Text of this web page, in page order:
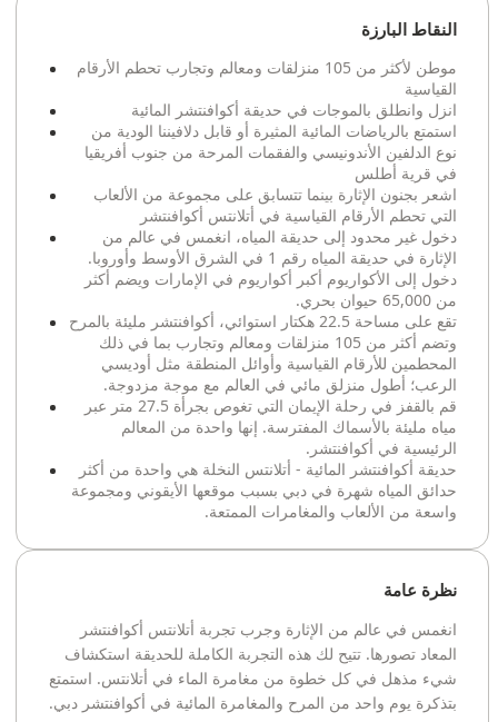
النقاط البارزة
موطن لأكثر من 105 منزلقات ومعالم وتجارب تحطم الأرقام
القياسية
انزل وانطلق بالموجات في حديقة أكوافنتشر المائية
استمتع بالرياضات المائية المثيرة أو قابل دلافيننا الودية من
نوع الدلفين الأندونيسي والفقمات المرحة من جنوب أفريقيا
في قرية أطلس
اشعر بجنون الإثارة بينما تتسابق على مجموعة من الألعاب
التي تحطم الأرقام القياسية في أتلانتس أكوافنتشر
دخول غير محدود إلى حديقة المياه، انغمس في عالم من
الإثارة في حديقة المياه رقم 1 في الشرق الأوسط وأوروبا.
دخول إلى الأكواريوم أكبر أكواريوم في الإمارات ويضم أكثر
من 65,000 حيوان بحري.
تقع على مساحة 22.5 هكتار استوائي، أكوافنتشر مليئة بالمرح
وتضم أكثر من 105 منزلقات ومعالم وتجارب بما في ذلك
المحطمين للأرقام القياسية وأوائل المنطقة مثل أوديسي
الرعب؛ أطول منزلق مائي في العالم مع موجة مزدوجة.
قم بالقفز في رحلة الإيمان التي تغوص بجرأة 27.5 متر عبر
مياه مليئة بالأسماك المفترسة. إنها واحدة من المعالم
الرئيسية في أكوافنتشر.
حديقة أكوافنتشر المائية - أتلانتس النخلة هي واحدة من أكثر
حدائق المياه شهرة في دبي بسبب موقعها الأيقوني ومجموعة
واسعة من الألعاب والمغامرات الممتعة.
نظرة عامة
انغمس في عالم من الإثارة وجرب تجربة أتلانتس أكوافنتشر
المعاد تصورها. تتيح لك هذه التجربة الكاملة للحديقة استكشاف
شيء مذهل في كل خطوة من مغامرة الماء في أتلانتس. استمتع
بتذكرة يوم واحد من المرح والمغامرة المائية في أكوافنتشر دبي.